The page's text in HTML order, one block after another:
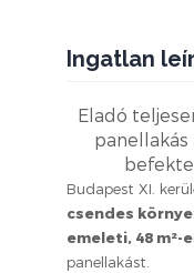
Ingatlan
Eladó
panellakás
Budapest XI.
csendes
emeleti, 48 m²-
panellakást.